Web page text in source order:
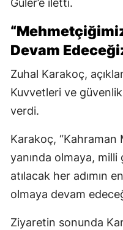
Güler’e iletti.
Devam
Zuhal Karakoç,
Kuvvetleri ve
verdi.
Karakoç,
yanında olmaya, milli
atılacak her adımın
olmaya devam
Ziyaretin sonunda